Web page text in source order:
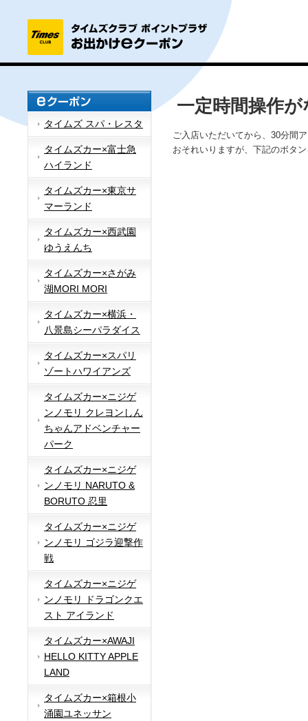
タイムズ スパ・レスタ
タイムズカー×富士急
ハイランド
タイムズカー×東京サ
マーランド
タイムズカー×西武園
ゆうえんち
タイムズカー×さがみ
湖MORI MORI
タイムズカー×横浜・
八景島シーパラダイス
タイムズカー×スパリ
ゾートハワイアンズ
タイムズカー×ニジゲ
ンノモリ クレヨンしん
ちゃんアドベンチャー
パーク
タイムズカー×ニジゲ
ンノモリ NARUTO &
BORUTO 忍里
タイムズカー×ニジゲ
ンノモリ ゴジラ迎撃作
戦
タイムズカー×ニジゲ
ンノモリ ドラゴンクエ
スト アイランド
タイムズカー×AWAJI
HELLO KITTY APPLE
LAND
タイムズカー×箱根小
涌園ユネッサン
一定時間操作
ご入店いただいてから、30分間
おそれいりますが、下記のボタ